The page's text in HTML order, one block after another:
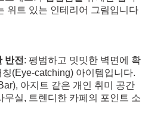
위트 있는 인테리어 그림입니다
반전 : 평범하고 밋밋한 벽면에 확
(Eye-catching) 아이템입니다.
아지트 같은 개인 취미 공간
무실, 트렌디한 카페의 포인트 소